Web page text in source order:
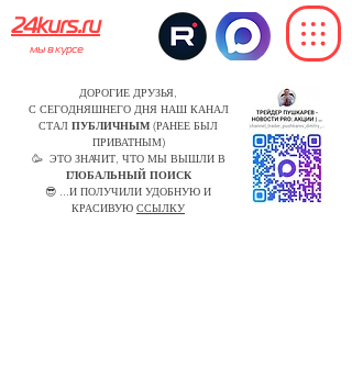
24kurs.ru
мы в курсе
ДОРОГИЕ ДРУЗЬЯ,
С СЕГОДНЯШНЕГО ДНЯ НАШ КАНАЛ
СТАЛ ПУБЛИЧНЫМ (РАНЕЕ БЫЛ
ПРИВАТНЫМ)
🥳 ЭТО ЗНАЧИТ, ЧТО МЫ ВЫШЛИ В
ГЛОБАЛЬНЫЙ ПОИСК
😎 ...И ПОЛУЧИЛИ УДОБНУЮ И
КРАСИВУЮ ССЫЛКУ